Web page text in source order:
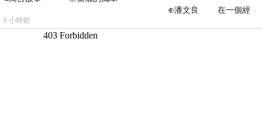
⊕潘文良 在一個經
常颳風的山丘上—&m
5 小時前